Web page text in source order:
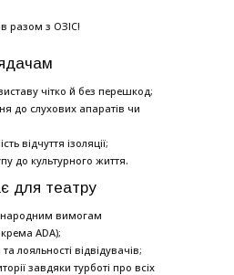
чітко й без перешкод;
до слухових апаратів чи
відчуття ізоляції;
до культурного життя.
для театру
вимогам
ADA);
лояльності відвідувачів;
завдяки турботі про всіх